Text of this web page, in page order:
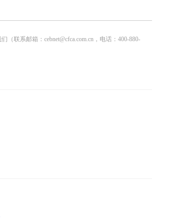
联系邮箱：cebnet@cfca.com.cn，电话：400-880-